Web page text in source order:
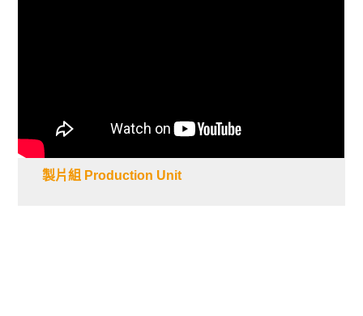
製片組 Production Unit